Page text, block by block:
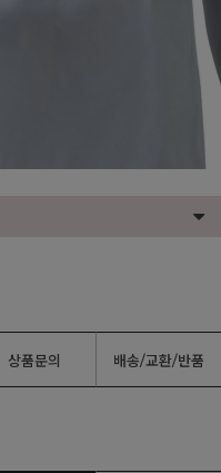
상품문의 배송/교환/반품